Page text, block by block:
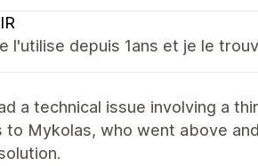
l'utilise depuis 1ans et je le
a technical issue involving a
to Mykolas, who went above